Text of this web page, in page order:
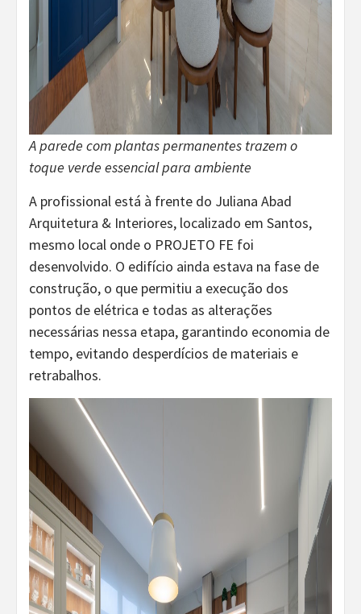
A parede com plantas permanentes trazem o
toque verde essencial para ambiente
A profissional está à frente do Juliana Abad
Arquitetura & Interiores, localizado em Santos,
mesmo local onde o PROJETO FE foi
desenvolvido. O edifício ainda estava na fase de
construção, o que permitiu a execução dos
pontos de elétrica e todas as alterações
necessárias nessa etapa, garantindo economia de
tempo, evitando desperdícios de materiais e
retrabalhos.